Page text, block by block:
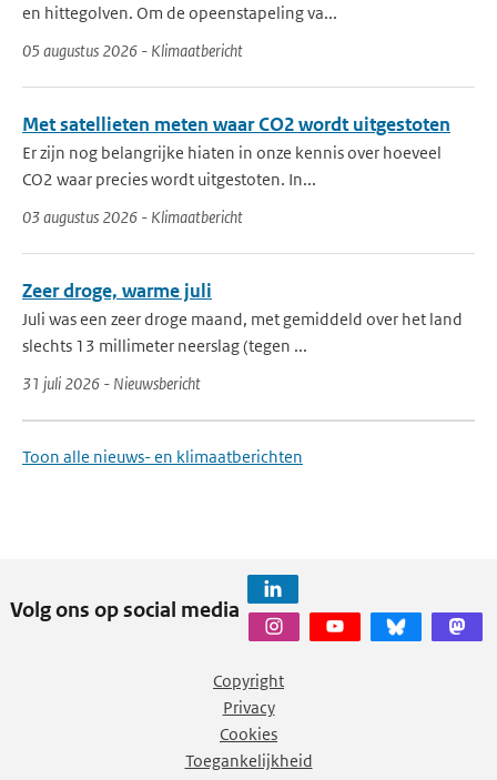
en hittegolven. Om de opeenstapeling va...
05 augustus 2026 - Klimaatbericht
Met satellieten meten waar CO2 wordt uitgestoten
Er zijn nog belangrijke hiaten in onze kennis over hoeveel
CO2 waar precies wordt uitgestoten. In...
03 augustus 2026 - Klimaatbericht
Zeer droge, warme juli
Juli was een zeer droge maand, met gemiddeld over het land
slechts 13 millimeter neerslag (tegen ...
31 juli 2026 - Nieuwsbericht
Toon alle nieuws- en klimaatberichten
Volg ons op social media
Copyright
Privacy
Cookies
Toegankelijkheid